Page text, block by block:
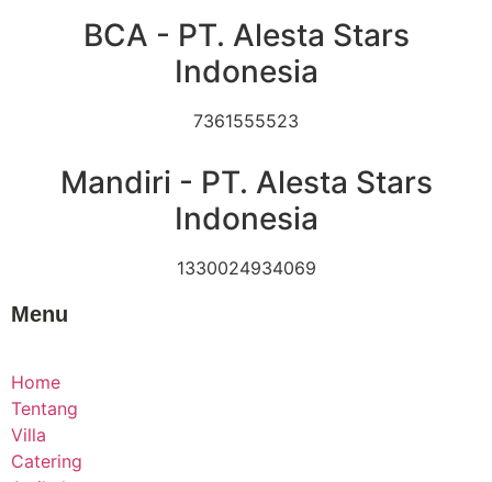
BCA - PT. Alesta Stars
Indonesia
7361555523
Mandiri - PT. Alesta Stars
Indonesia
1330024934069
Menu
Home
Tentang
Villa
Catering